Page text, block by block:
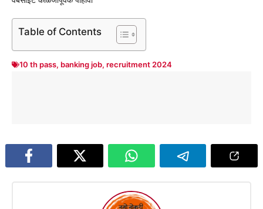
Table of Contents
10 th pass, banking job, recruitment 2024